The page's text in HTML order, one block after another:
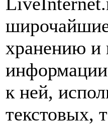
хранению и
к ней,
текстовых,